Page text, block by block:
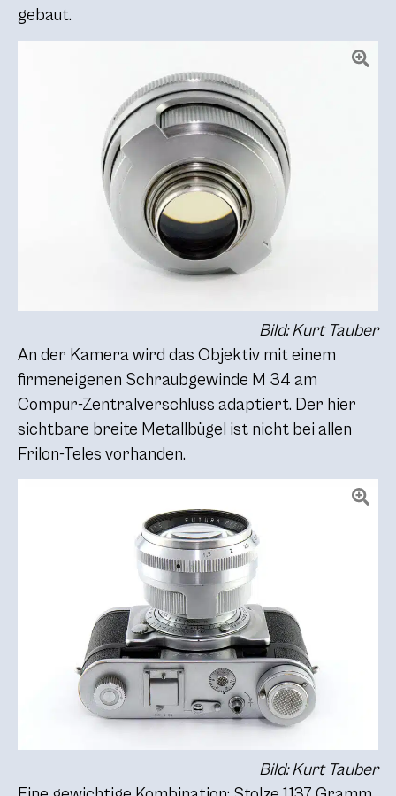
gebaut.
Bild: Kurt Tauber
An der Kamera wird das Objektiv mit einem
firmeneigenen Schraubgewinde M 34 am
Compur-Zentralverschluss adaptiert. Der hier
sichtbare breite Metallbügel ist nicht bei allen
Frilon-Teles vorhanden.
Bild: Kurt Tauber